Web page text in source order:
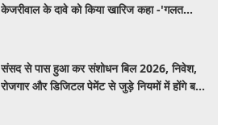
केजरीवाल के दावे को किया खारिज कहा -'गलत
संसद से पास हुआ कर संशोधन बिल 2026, निवेश,
रोजगार और डिजिटल पेमेंट से जुड़े नियमों में होंगे बड़े